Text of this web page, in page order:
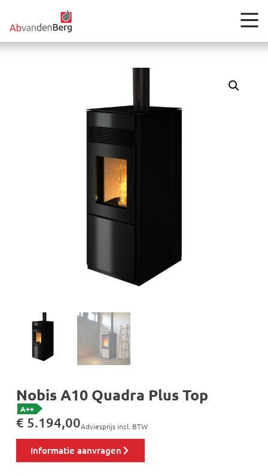
Nobis A10 Quadra Plus Top
A++
€ 5.194,00Adviesprijs incl. BTW
Informatie aanvragen